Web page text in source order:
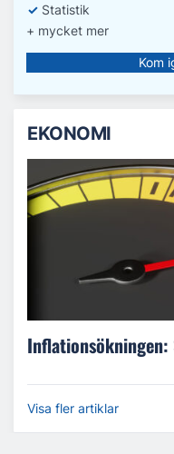
✓ Statistik
+ mycket mer
Kom
EKONOMI
Inflationsökningen:
Visa fler artiklar